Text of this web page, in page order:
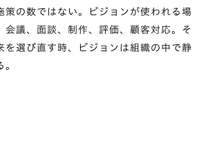
策の数ではない。ビジョンが使われる場
会議、面談、制作、評価、顧客対応。そ
を選び直す時、ビジョンは組織の中で静